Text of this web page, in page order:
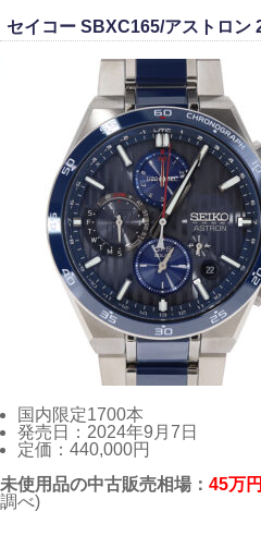
セイコー SBXC165/アストロン
国内限定1700本
発売日：2024年9月7日
定価：440,000円
未使用品の中古販売相場： 45万
調べ)